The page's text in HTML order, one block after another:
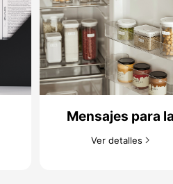
Mensajes para
nevera/
para alimentos
Ver detalles​